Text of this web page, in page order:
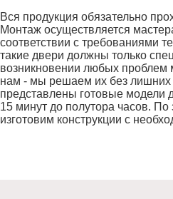
Вся продукция обязательно
Монтаж осуществляется
соответствии с требованиями
такие двери должны только
возникновении любых проблем
нам - мы решаем их без лишних
представлены готовые модели
15 минут до полутора часов. По
изготовим конструкции с